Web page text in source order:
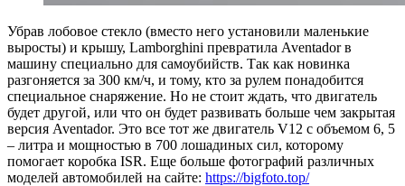
Убрав лобовое стекло (вместо него установили маленькие
выросты) и крышу, Lamborghini превратила Aventador в
машину специально для самоубийств. Так как новинка
разгоняется за 300 км/ч, и тому, кто за рулем понадобится
специальное снаряжение. Но не стоит ждать, что двигатель
будет другой, или что он будет развивать больше чем закрытая
версия Aventador. Это все тот же двигатель V12 с объемом 6, 5
– литра и мощностью в 700 лошадиных сил, которому
помогает коробка ISR. Еще больше фотографий различных
моделей автомобилей на сайте: https://bigfoto.top/